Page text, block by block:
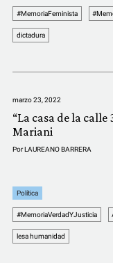
#MemoriaFeminista
dictadura
marzo 23, 2022
“La casa de la
Mariani
PorLAUREANO BARRERA
Política
#MemoriaVerdadYJusticia
lesa humanidad